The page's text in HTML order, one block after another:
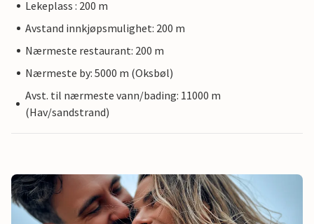
Lekeplass : 200 m
Avstand innkjøpsmulighet: 200 m
Nærmeste restaurant: 200 m
Nærmeste by: 5000 m (Oksbøl)
Avst. til nærmeste vann/bading: 11000 m
(Hav/sandstrand)